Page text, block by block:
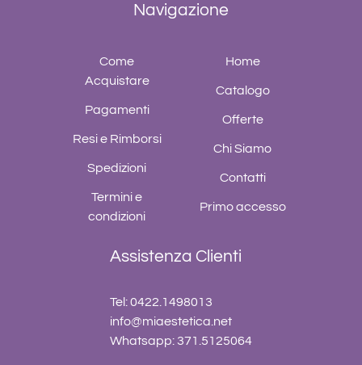
Navigazione
Come
Acquistare
Pagamenti
Resi e Rimborsi
Spedizioni
Termini e
condizioni
Home
Catalogo
Offerte
Chi Siamo
Contatti
Primo accesso
Assistenza Clienti
Tel: 0422.1498013
info@miaestetica.net
Whatsapp: 371.5125064